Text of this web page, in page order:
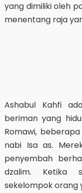
yang dimiliki oleh
menentang raja
Ashabul Kahfi
beriman yang
Romawi,
nabi Isa as.
penyembah
dzalim. Ketika
sekelompok orang